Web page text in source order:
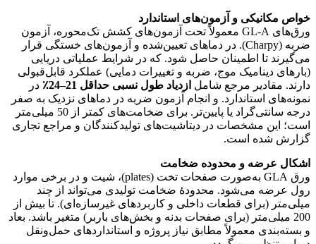
خواص مکانیکی و آزمون‌های استاندارد
ورق‌های GL‑A معمولاً تحت آزمون‌های کشش تک‌محوره، آزمون
ضربه (Charpy). در دماهای تعیین‌شده و آزمون‌های خستگی قرار
می‌گیرند تا اطمینان حاصل شود. که در شرایط عملیاتی دریایی
(بارهای دینامیک موج، ضربه و تغییرات دمایی) عملکرد قابل‌قبولی
دارند. مقادیر مرجع شامل ازدیاد طول نسبی حداقل 21–24٪
در
نمونه‌های استاندارد. و انجام آزمون ضربه در دماهای نزدیک به صفر
درجه سانتی‌گراد یا پایین‌تر. برای ضخامت‌های کمتر از 50 میلی‌متر
است؛ این مشخصات در دیتاشیت‌های تولیدکنندگان و مراجع تجاری
گزارش شده است.
اشکال عرضه و محدوده ضخامت
ورق GLA به‌صورت صفحات تخت (plates)، شیت و در برخی موارد
رول عرضه می‌شود. محدودهٔ ضخامت تولیدی می‌تواند از چند
میلی‌متر (برای قطعات داخلی و کاربردهای غیرسازه‌ای). تا بیش از
200 میلی‌متر (برای صفحات بدنه و بخش‌های باربر) متغیر باشد. بعاد
و بسته‌بندی معمولاً مطابق نیاز پروژه و استانداردهای حمل‌ونقل